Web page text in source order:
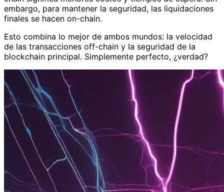
embargo, para mantener la seguridad, las liquidaciones
finales se hacen on-chain.
Esto combina lo mejor de ambos mundos: la velocidad
de las transacciones off-chain y la seguridad de la
blockchain principal. Simplemente perfecto, ¿verdad?